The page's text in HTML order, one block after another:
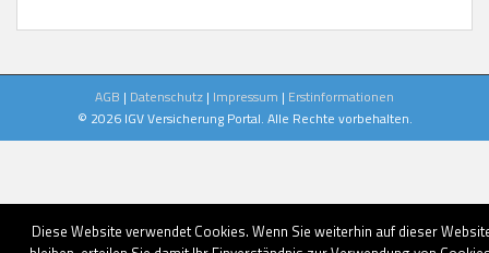
AGB | Datenschutz | Impressum | Erstinformationen
© 2026 IGV Versicherung Portal. Alle Rechte vorbehalten.
Diese Website verwendet Cookies. Wenn Sie weiterhin auf dieser